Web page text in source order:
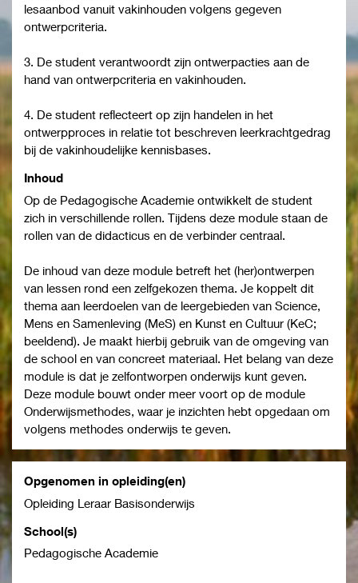
lesaanbod vanuit vakinhouden volgens gegeven
ontwerpcriteria.
3. De student verantwoordt zijn ontwerpacties aan de
hand van ontwerpcriteria en vakinhouden.
4. De student reflecteert op zijn handelen in het
ontwerpproces in relatie tot beschreven leerkrachtgedrag
bij de vakinhoudelijke kennisbases.
Inhoud
Op de Pedagogische Academie ontwikkelt de student
zich in verschillende rollen. Tijdens deze module staan de
rollen van de didacticus en de verbinder centraal.
De inhoud van deze module betreft het (her)ontwerpen
van lessen rond een zelfgekozen thema. Je koppelt dit
thema aan leerdoelen van de leergebieden van Science,
Mens en Samenleving (MeS) en Kunst en Cultuur (KeC;
beeldend). Je maakt hierbij gebruik van de omgeving van
de school en van concreet materiaal. Het belang van deze
module is dat je zelfontworpen onderwijs kunt geven.
Deze module bouwt onder meer voort op de module
Onderwijsmethodes, waar je inzichten hebt opgedaan om
volgens methodes onderwijs te geven.
Opgenomen in opleiding(en)
Opleiding Leraar Basisonderwijs
School(s)
Pedagogische Academie